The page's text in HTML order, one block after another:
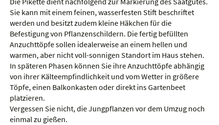
Sie kann mit einem feinen, wasserfesten Stift beschriftet
werden und besitzt zudem kleine Häkchen für die
Befestigung von Pflanzenschildern. Die fertig befüllten
Anzuchttöpfe sollen idealerweise an einem hellen und
warmen, aber nicht voll-sonnigen Standort im Haus stehen.
In späteren Phasen können Sie ihre Anzuchttöpfe abhängig
von ihrer Kälteempfindlichkeit und vom Wetter in größere
Töpfe, einen Balkonkasten oder direkt ins Gartenbeet
platzieren.
Vergessen Sie nicht, die Jungpflanzen vor dem Umzug noch
einmal zu gießen.